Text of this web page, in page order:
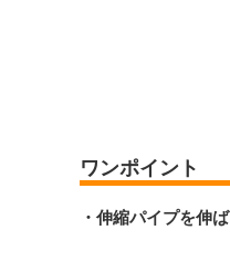
ワンポイント
・伸縮パイプを伸